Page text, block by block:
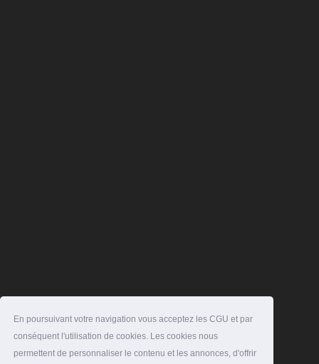
En poursuivant votre navigation vous acceptez les CGU et par
conséquent l'utilisation de cookies. Les cookies nous
permettent de personnaliser le contenu et les annonces, d'offrir